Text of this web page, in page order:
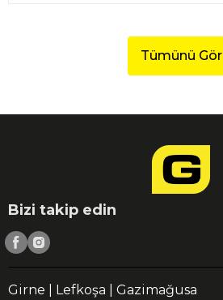
Tümünü Gör
Bizi takip edin
Girne | Lefkoşa | Gazimağusa